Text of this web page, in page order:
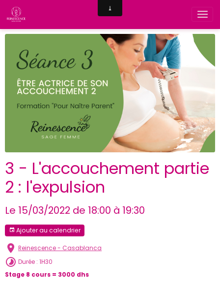
3 - L'accouchement partie
2 : l'expulsion
Le 15/03/2022 de 18:00 à 19:30
Ajouter au calendrier
Reinescence - Casablanca
Durée : 1H30
Stage 8 cours = 3000 dhs